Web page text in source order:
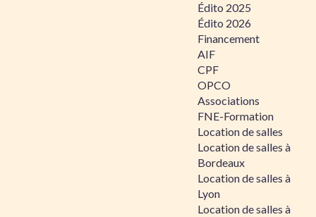
Édito 2025
Édito 2026
Financement
AIF
CPF
OPCO
Associations
FNE-Formation
Location de salles
Location de salles à
Bordeaux
Location de salles à
Lyon
Location de salles à